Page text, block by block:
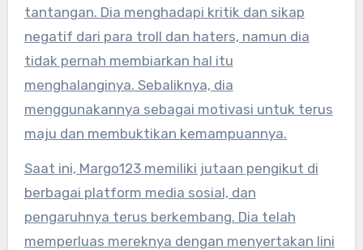
tantangan. Dia menghadapi kritik dan sikap
negatif dari para troll dan haters, namun dia
tidak pernah membiarkan hal itu
menghalanginya. Sebaliknya, dia
menggunakannya sebagai motivasi untuk terus
maju dan membuktikan kemampuannya.
Saat ini, Margo123 memiliki jutaan pengikut di
berbagai platform media sosial, dan
pengaruhnya terus berkembang. Dia telah
memperluas mereknya dengan menyertakan lini